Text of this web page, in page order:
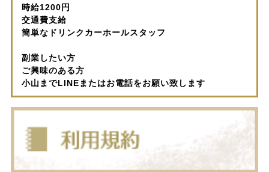
時給1200円
交通費支給
簡単なドリンクカーホールスタッフ
副業したい方
ご興味のある方
小山までLINEまたはお電話をお願い致します